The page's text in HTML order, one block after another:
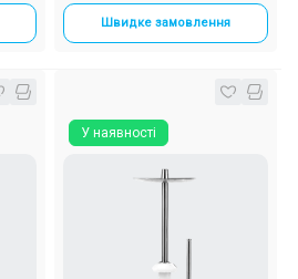
Швидке замовлення
У наявності